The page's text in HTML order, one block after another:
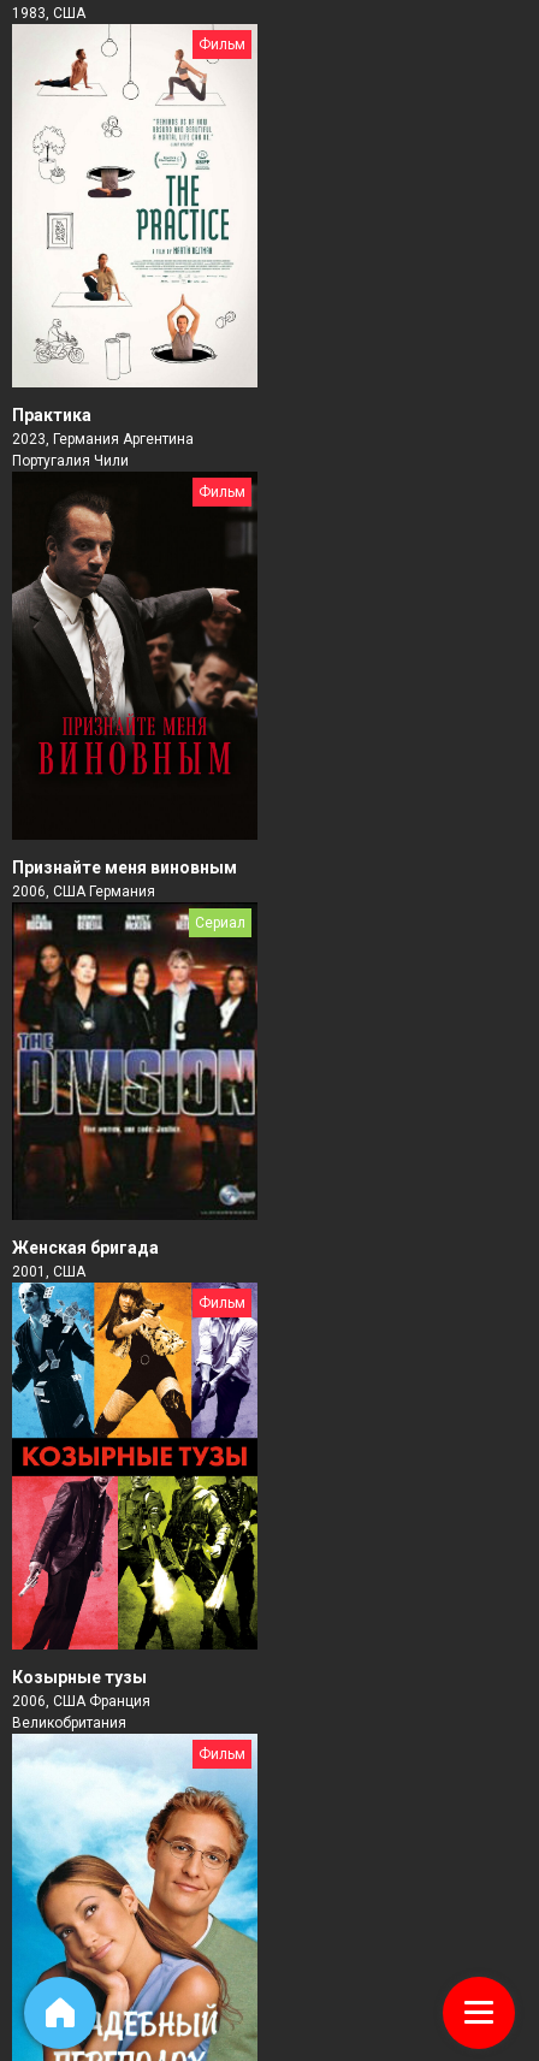
1983, США
Фильм
Практика
2023, Германия Аргентина
Португалия Чили
Фильм
Признайте меня виновным
2006, США Германия
Сериал
Женская бригада
2001, США
Фильм
Козырные тузы
2006, США Франция
Великобритания
Фильм